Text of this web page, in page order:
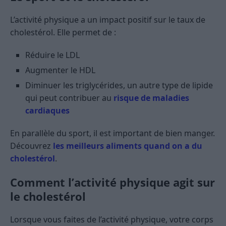
L’activité physique a un impact positif sur le taux de
cholestérol. Elle permet de :
Réduire le LDL
Augmenter le HDL
Diminuer les triglycérides, un autre type de lipide
qui peut contribuer au risque de maladies
cardiaques
En parallèle du sport, il est important de bien manger.
Découvrez les meilleurs aliments quand on a du
cholestérol.
Comment l’activité physique agit sur
le cholestérol
Lorsque vous faites de l’activité physique, votre corps